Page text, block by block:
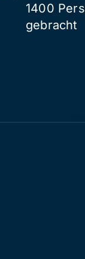
1400
gebracht